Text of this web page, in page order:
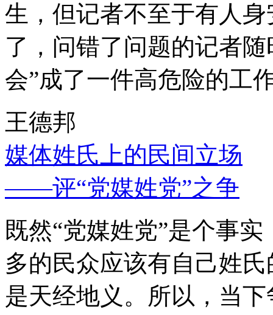
生，但记者不至于有人
了，问错了问题的记者
会”成了一件高危险的工
王德邦
媒体姓氏上的民间立场
——评“党媒姓党”之争
既然“党媒姓党”是个事
多的民众应该有自己姓
是天经地义。所以，当